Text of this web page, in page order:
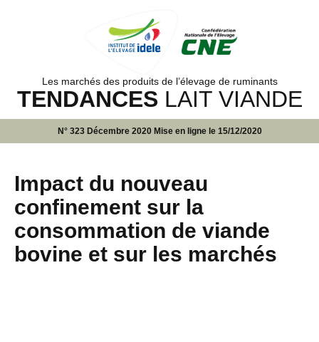
Les marchés des produits de l’élevage de ruminants
TENDANCES LAIT VIANDE
N° 323 Décembre 2020 Mise en ligne le 15/12/2020
Impact du nouveau
confinement sur la
consommation de viande
bovine et sur les marchés